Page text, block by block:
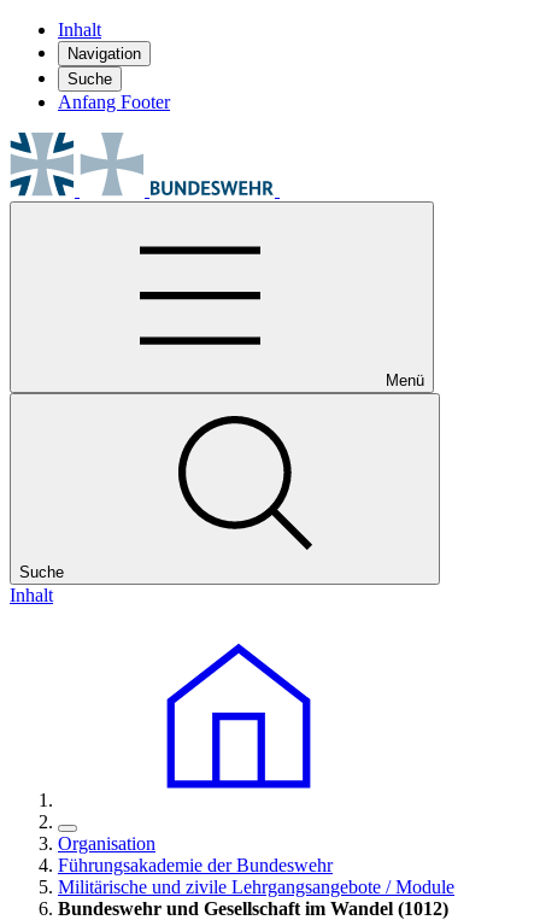
Inhalt
Navigation
Suche
Anfang Footer
Menü
Suche
Inhalt
Organisation
Führungsakademie der Bundeswehr
Militärische und zivile Lehrgangsangebote / Module
Bundeswehr und Gesellschaft im Wandel (1012)